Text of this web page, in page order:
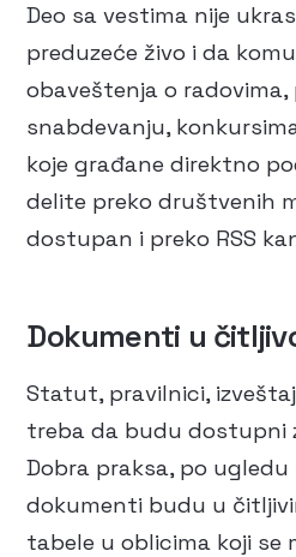
Deo sa vestima nije
preduzeće živo i da
obaveštenja o radovima,
snabdevanju,
koje građane direktno
delite preko društvenih
dostupan i preko RSS
Dokumenti u
Statut, pravilnici,
treba da budu dostupni
Dobra praksa, po
dokumenti budu u
tabele u oblicima koji se